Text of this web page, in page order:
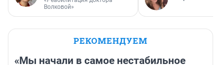
Волковой»
РЕКОМЕНДУЕМ
«Мы начали в самое нестабильное